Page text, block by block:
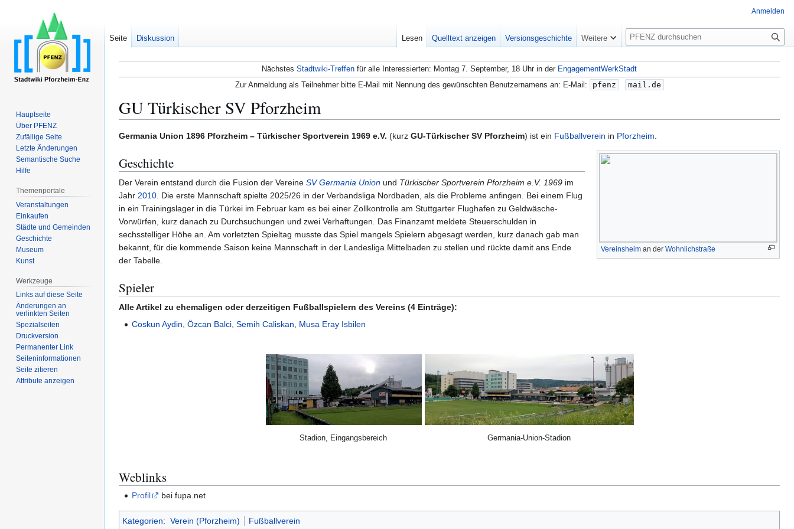
Nächstes Stadtwiki-Treffen für alle Interessierten: Montag 7. September, 18 Uhr in der EngagementWerkStadt
Zur Anmeldung als Teilnehmer bitte E-Mail mit Nennung des gewünschten Benutzernamens an: E-Mail:
pfenz mail.de
GU Türkischer SV Pforzheim
Zur
springen
Zur
springen
Germania Union 1896 Pforzheim – Türkischer Sportverein 1969 e.V. (kurz GU-Türkischer SV Pforzheim) ist ein Fußballverein in Pforzheim
Vereinsheim an der Wohnlichstraße
Geschichte
Der Verein entstand durch die Fusion der Vereine SV Germania Union und Türkischer Sportverein Pforzheim e.V. 1969 im
Jahr 2010 . Die erste Mannschaft spielte 2025/26 in der Verbandsliga Nordbaden, als die Probleme anfingen. Bei einem Flug
in ein Trainingslager in die Türkei im Februar kam es bei einer Zollkontrolle am Stuttgarter Flughafen zu Geldwäsche-
Vorwürfen, kurz danach zu Durchsuchungen und zwei Verhaftungen. Das Finanzamt meldete Steuerschulden in
sechsstelliger Höhe an. Am vorletzten Spieltag musste das Spiel mangels Spielern abgesagt werden, kurz danach gab man
bekannt, für die kommende Saison keine Mannschaft in der Landesliga Mittelbaden zu stellen und rückte damit ans Ende
der Tabelle.
Spieler
Alle Artikel zu ehemaligen oder derzeitigen Fußballspielern des Vereins (4 Einträge):
Coskun Aydin ,Özcan Balci ,Semih Caliskan Musa Eray Isbilen
Stadion, Eingangsbereich Germania-Union-Stadion
Weblinks
Profil bei fupa.net
Kategorien: Verein (Pforzheim) Fußballverein
Anmelden
Seite Diskussion Lesen Quelltext anzeigen Versionsgeschichte Weitere
S
u
c
h
e
Hauptseite
Über PFENZ
Zufällige Seite
Letzte Änderungen
Semantische Suche
Hilfe
Themenportale
Veranstaltungen
Einkaufen
Städte und Gemeinden
Geschichte
Museum
Kunst
Werkzeuge
Links auf diese Seite
Änderungen an
verlinkten Seiten
Spezialseiten
Druckversion
Permanenter Link
Seiten­­informationen
Seite zitieren
Attribute anzeigen